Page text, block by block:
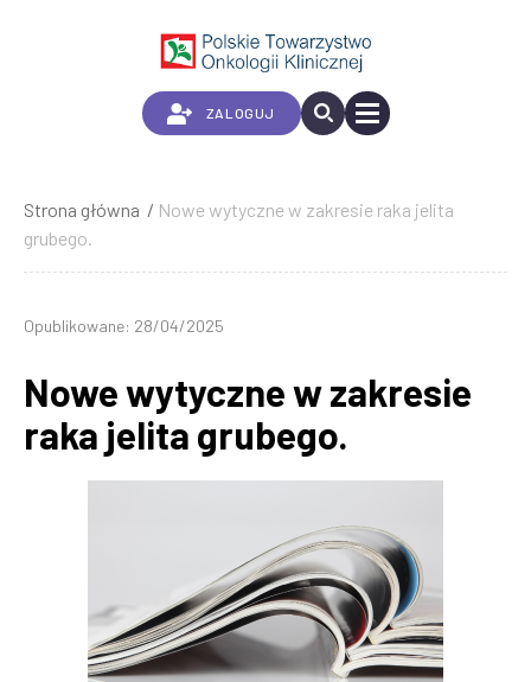
ZALOGUJ
Ścieżka
nawigacyjna
Strona główna
Nowe wytyczne w zakresie raka jelita
grubego.
Opublikowane: 28/04/2025
Nowe wytyczne w zakresie
raka jelita grubego.